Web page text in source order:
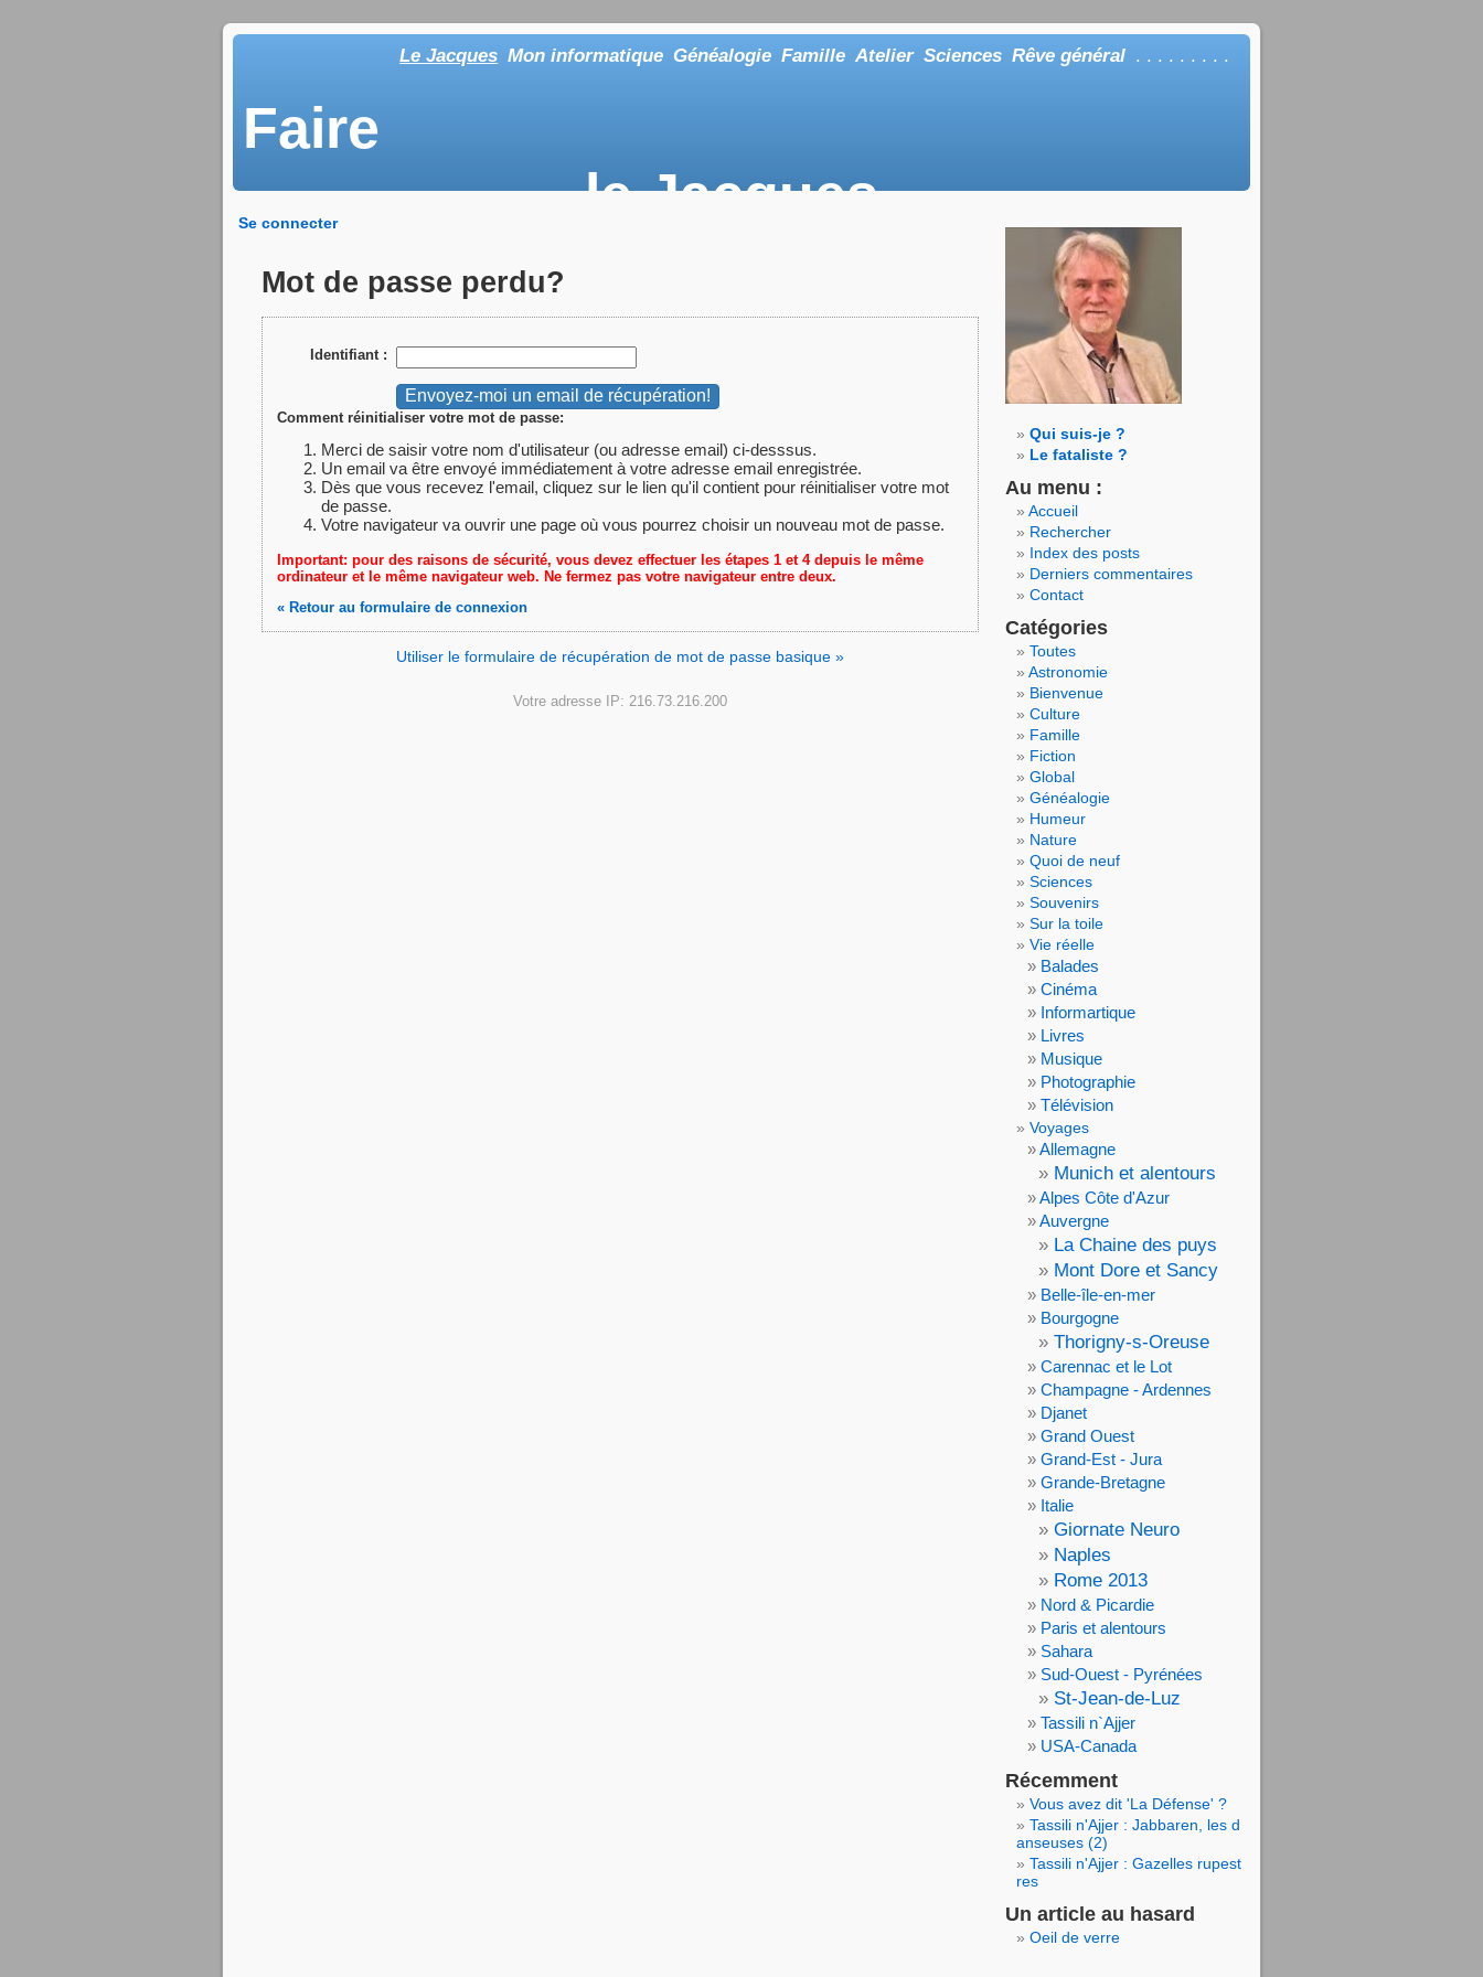
Le Jacques Mon informatique Généalogie Famille Atelier Sciences Rêve général . . . . . . . . .
Faire
le Jacques
Se connecter
Mot de passe perdu?
Identifiant :
Comment réinitialiser votre mot de passe:
Merci de saisir votre nom d'utilisateur (ou adresse email) ci-desssus.
Un email va être envoyé immédiatement à votre adresse email enregistrée.
Dès que vous recevez l'email, cliquez sur le lien qu'il contient pour réinitialiser votre mot
de passe.
Votre navigateur va ouvrir une page où vous pourrez choisir un nouveau mot de passe.
Important: pour des raisons de sécurité, vous devez effectuer les étapes 1 et 4 depuis le même
ordinateur et le même navigateur web. Ne fermez pas votre navigateur entre deux.
« Retour au formulaire de connexion
Utiliser le formulaire de récupération de mot de passe basique »
Votre adresse IP: 216.73.216.200
Qui suis-je ?
Le fataliste ?
Au menu :
Accueil
Rechercher
Index des posts
Derniers commentaires
Contact
Catégories
Toutes
Astronomie
Bienvenue
Culture
Famille
Fiction
Global
Généalogie
Humeur
Nature
Quoi de neuf
Sciences
Souvenirs
Sur la toile
Vie réelle
Balades
Cinéma
Informartique
Livres
Musique
Photographie
Télévision
Voyages
Allemagne
Munich et alentours
Alpes Côte d'Azur
Auvergne
La Chaine des puys
Mont Dore et Sancy
Belle-île-en-mer
Bourgogne
Thorigny-s-Oreuse
Carennac et le Lot
Champagne - Ardennes
Djanet
Grand Ouest
Grand-Est - Jura
Grande-Bretagne
Italie
Giornate Neuro
Naples
Rome 2013
Nord & Picardie
Paris et alentours
Sahara
Sud-Ouest - Pyrénées
St-Jean-de-Luz
Tassili n`Ajjer
USA-Canada
Récemment
Vous avez dit 'La Défense' ?
Tassili n'Ajjer : Jabbaren, les d
anseuses (2)
Tassili n'Ajjer : Gazelles rupest
res
Un article au hasard
Oeil de verre